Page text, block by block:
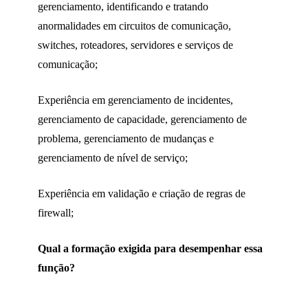
gerenciamento, identificando e tratando
anormalidades em circuitos de comunicação,
switches, roteadores, servidores e serviços de
comunicação;
Experiência em gerenciamento de incidentes,
gerenciamento de capacidade, gerenciamento de
problema, gerenciamento de mudanças e
gerenciamento de nível de serviço;
Experiência em validação e criação de regras de
firewall;
Qual a formação exigida para desempenhar essa
função?